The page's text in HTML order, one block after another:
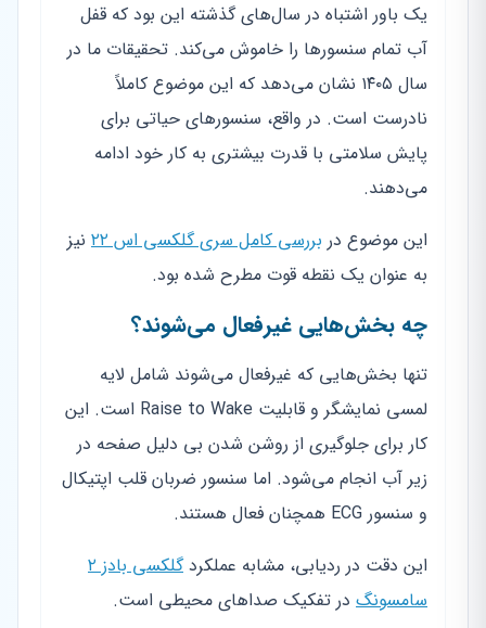
یک باور اشتباه در سال‌های گذشته این بود که قفل
آب تمام سنسورها را خاموش می‌کند. تحقیقات ما در
سال ۱۴۰۵ نشان می‌دهد که این موضوع کاملاً
نادرست است. در واقع، سنسورهای حیاتی برای
پایش سلامتی با قدرت بیشتری به کار خود ادامه
می‌دهند.
این موضوع در بررسی کامل سری گلکسی اس ۲۲
نیز
به عنوان یک نقطه قوت مطرح شده بود.
چه بخش‌هایی غیرفعال می‌شوند؟
تنها بخش‌هایی که غیرفعال می‌شوند شامل لایه
لمسی نمایشگر و قابلیت Raise to Wake است. این
کار برای جلوگیری از روشن شدن بی دلیل صفحه در
زیر آب انجام می‌شود. اما سنسور ضربان قلب اپتیکال
و سنسور ECG همچنان فعال هستند.
این دقت در ردیابی، مشابه عملکرد
گلکسی بادز ۲
سامسونگ در تفکیک صداهای محیطی است.